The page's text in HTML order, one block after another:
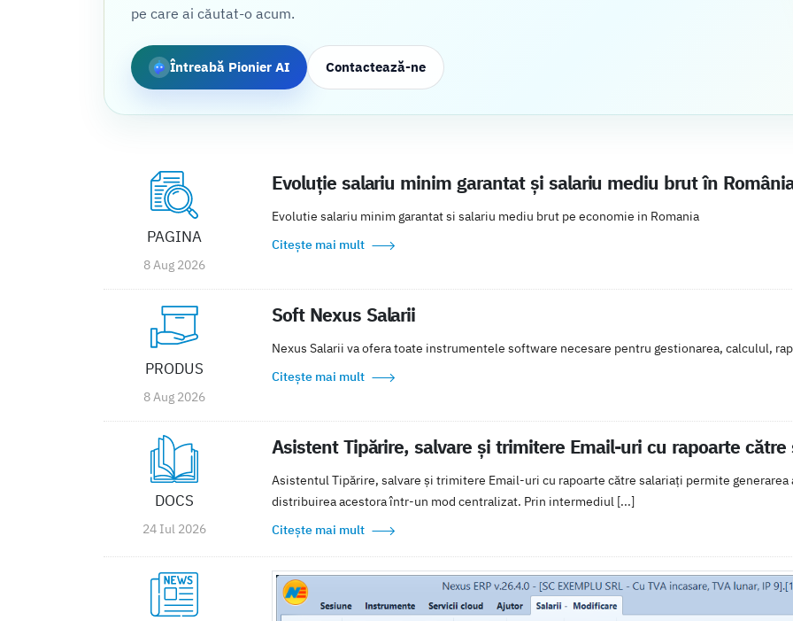
pe care ai căutat-o acum.
Întreabă Pionier AI Contactează-ne
PAGINA
8 Aug 2026
Evoluție salariu minim garantat și salariu mediu brut în
Evolutie salariu minim garantat si salariu mediu brut pe economie in Romania
Citește mai mult
PRODUS
8 Aug 2026
Soft Nexus Salarii
Nexus Salarii va ofera toate instrumentele software necesare pentru gestionarea, calculul,
Citește mai mult
DOCS
24 Iul 2026
Asistent Tipărire, salvare și trimitere Email-uri cu rapoarte către
Asistentul Tipărire, salvare și trimitere Email-uri cu rapoarte către salariați permite
distribuirea acestora într-un mod centralizat. Prin intermediul [...]
Citește mai mult